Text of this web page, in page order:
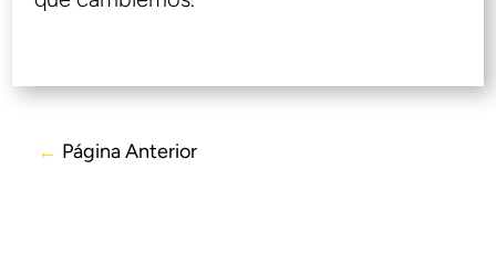
← Página Anterior